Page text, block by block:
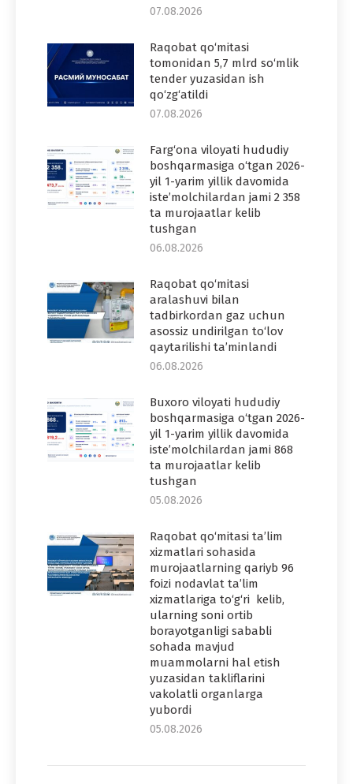
07.08.2026
Raqobat qo‘mitasi
tomonidan 5,7 mlrd so‘mlik
tender yuzasidan ish
qo‘zg‘atildi
07.08.2026
Farg‘ona viloyati hududiy
boshqarmasiga o‘tgan 2026-
yil 1-yarim yillik davomida
iste’molchilardan jami 2 358
ta murojaatlar kelib
tushgan
06.08.2026
Raqobat qo‘mitasi
aralashuvi bilan
tadbirkordan gaz uchun
asossiz undirilgan to‘lov
qaytarilishi ta’minlandi
06.08.2026
Buxoro viloyati hududiy
boshqarmasiga o‘tgan 2026-
yil 1-yarim yillik davomida
iste’molchilardan jami 868
ta murojaatlar kelib
tushgan
05.08.2026
Raqobat qo‘mitasi ta’lim
xizmatlari sohasida
murojaatlarning qariyb 96
foizi nodavlat ta’lim
xizmatlariga to‘g‘ri kelib,
ularning soni ortib
borayotganligi sababli
sohada mavjud
muammolarni hal etish
yuzasidan takliflarini
vakolatli organlarga
yubordi
05.08.2026